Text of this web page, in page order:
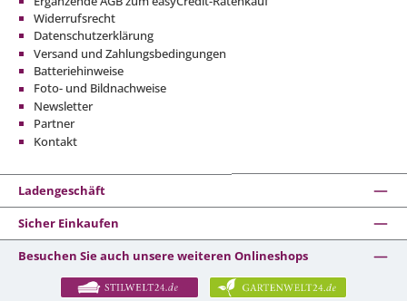
Widerrufsrecht
Datenschutzerklärung
Versand und Zahlungsbedingungen
Batteriehinweise
Foto- und Bildnachweise
Newsletter
Partner
Kontakt
Ladengeschäft
Sicher Einkaufen
Besuchen Sie auch unsere weiteren Onlineshops